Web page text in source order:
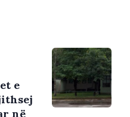
e
në